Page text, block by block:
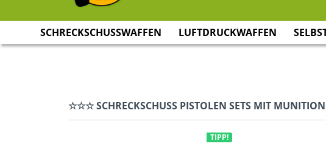
SCHRECKSCHUSSWAFFEN LUFTDRUCKWAFFEN
☆☆☆ SCHRECKSCHUSS PISTOLEN SETS MIT
TIPP!